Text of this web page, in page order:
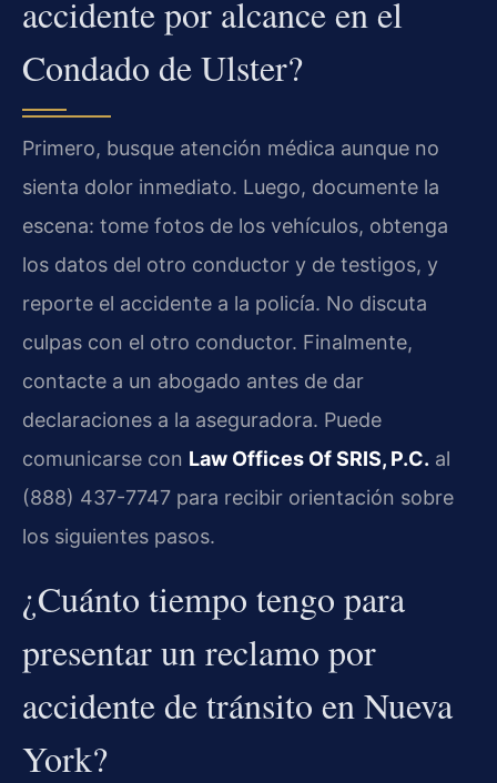
accidente por alcance en el
Condado de Ulster?
Primero, busque atención médica aunque no
sienta dolor inmediato. Luego, documente la
escena: tome fotos de los vehículos, obtenga
los datos del otro conductor y de testigos, y
reporte el accidente a la policía. No discuta
culpas con el otro conductor. Finalmente,
contacte a un abogado antes de dar
declaraciones a la aseguradora. Puede
comunicarse con Law Offices Of SRIS, P.C. al
(888) 437-7747 para recibir orientación sobre
los siguientes pasos.
¿Cuánto tiempo tengo para
presentar un reclamo por
accidente de tránsito en Nueva
York?